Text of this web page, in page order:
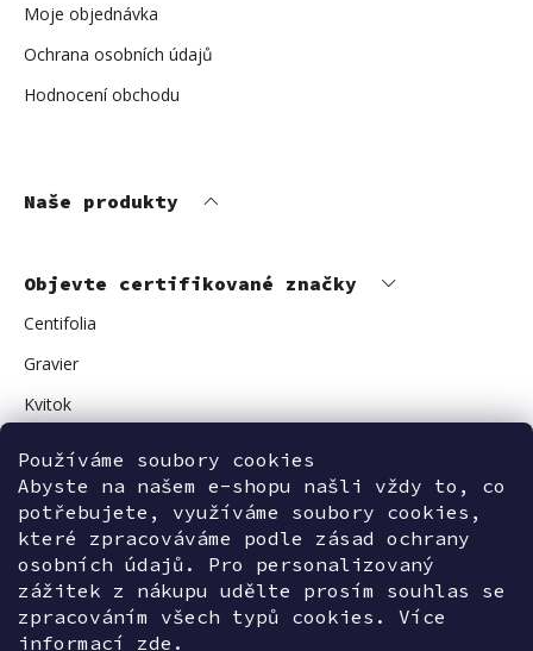
Používáme soubory cookies
Abyste na našem e-shopu našli vždy to, co
potřebujete, využíváme soubory cookies,
které zpracováváme podle zásad ochrany
osobních údajů. Pro personalizovaný
zážitek z nákupu udělte prosím souhlas se
zpracováním všech typů cookies. Více
informací zde.
Moje objednávka
Ochrana osobních údajů
Hodnocení obchodu
Naše produkty
Objevte certifikované značky
Centifolia
Gravier
Kvitok
Avant Skincare
Sonnentor
Kontaktujte nás